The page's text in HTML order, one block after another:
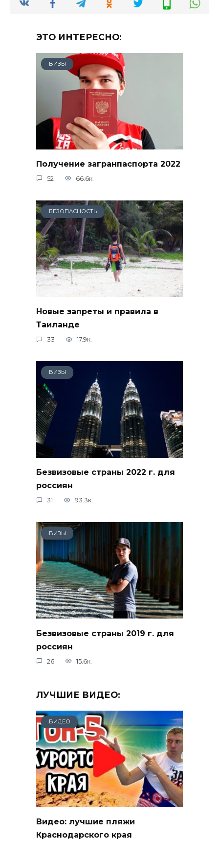
ЭТО ИНТЕРЕСНО:
ВИЗЫ
Получение загранпаспорта 2022
52 66.6к.
БЕЗОПАСНОСТЬ
Новые запреты и правила в
Таиланде
33 17.9к.
ВИЗЫ
Безвизовые страны 2022 г. для
россиян
31 93.3к.
ВИЗЫ
Безвизовые страны 2019 г. для
россиян
26 15.6к.
ЛУЧШИЕ ВИДЕО:
ВИДЕО
Видео: лучшие пляжи
Краснодарского края